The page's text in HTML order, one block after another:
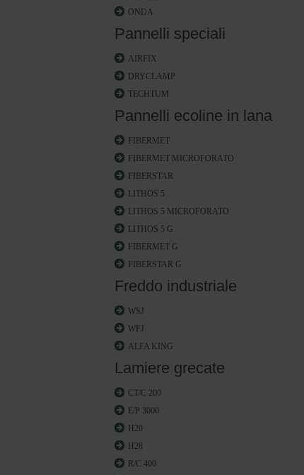
ONDA
Pannelli speciali
AIRFIX
DRYCLAMP
TECHTUM
Pannelli ecoline in lana
FIBERMET
FIBERMET MICROFORATO
FIBERSTAR
LITHOS 5
LITHOS 5 MICROFORATO
LITHOS 5 G
FIBERMET G
FIBERSTAR G
Freddo industriale
WSJ
WFJ
ALFA KING
Lamiere grecate
CT/C 200
E/P 3000
H20
H28
R/C 400